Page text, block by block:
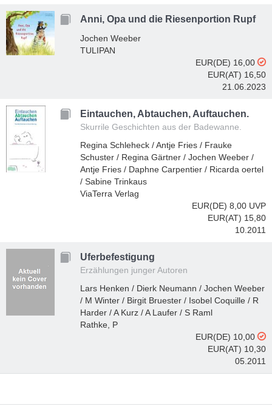
Anni, Opa und die Riesenportion Rupf
Jochen Weeber
TULIPAN
EUR(DE) 16,00
EUR(AT) 16,50
21.06.2023
Eintauchen, Abtauchen, Auftauchen.
Skurrile Geschichten aus der Badewanne.
Regina Schleheck / Antje Fries / Frauke
Schuster / Regina Gärtner / Jochen Weeber /
Antje Fries / Daphne Carpentier / Ricarda oertel
/ Sabine Trinkaus
ViaTerra Verlag
EUR(DE) 8,00 UVP
EUR(AT) 15,80
10.2011
Uferbefestigung
Erzählungen junger Autoren
Lars Henken / Dierk Neumann / Jochen Weeber
/ M Winter / Birgit Bruester / Isobel Coquille / R
Harder / A Kurz / A Laufer / S Raml
Rathke, P
EUR(DE) 10,00
EUR(AT) 10,30
05.2011